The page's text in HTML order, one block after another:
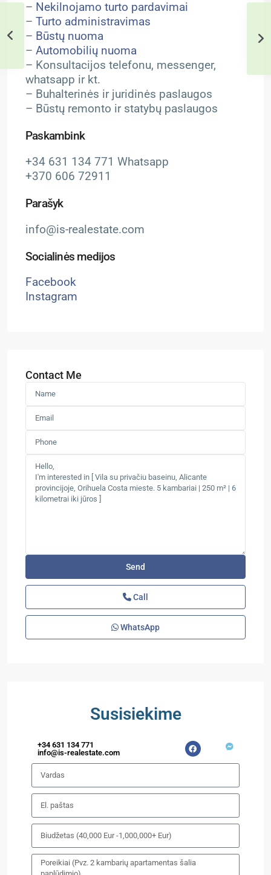
– Nekilnojamo turto pardavimai
– Turto administravimas
– Būstų nuoma
– Automobilių nuoma
– Konsultacijos telefonu, messenger,
whatsapp ir kt.
– Buhalterinės ir juridinės paslaugos
– Būstų remonto ir statybų paslaugos
Paskambink
+34 631 134 771 Whatsapp
+370 606 72911
Parašyk
info@is-realestate.com
Socialinės medijos
Facebook
Instagram
Contact Me
Call
WhatsApp
Susisiekime
+34 631 134 771
info@is-realestate.com